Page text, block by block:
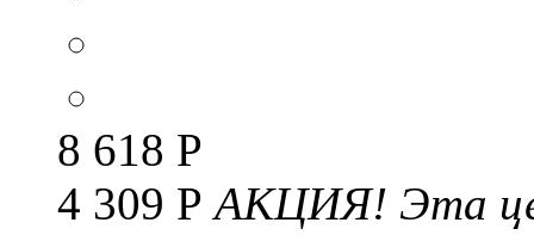
8 618 Р
4 309 РАКЦИЯ! Эта